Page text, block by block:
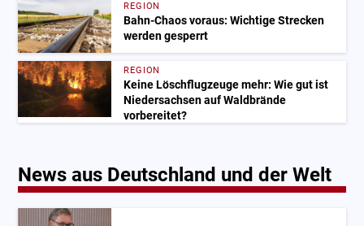
REGION
Bahn-Chaos voraus: Wichtige Strecken
werden gesperrt
REGION
Keine Löschflugzeuge mehr: Wie gut ist
Niedersachsen auf Waldbrände
vorbereitet?
News aus Deutschland und der Welt